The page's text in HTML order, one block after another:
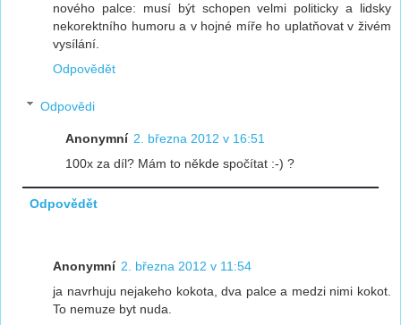
nového palce: musí být schopen velmi politicky a lidsky
nekorektního humoru a v hojné míře ho uplatňovat v živém
vysílání.
Odpovědět
Odpovědi
Anonymní 2. března 2012 v 16:51
100x za díl? Mám to někde spočítat :-) ?
Odpovědět
Anonymní 2. března 2012 v 11:54
ja navrhuju nejakeho kokota, dva palce a medzi nimi kokot.
To nemuze byt nuda.